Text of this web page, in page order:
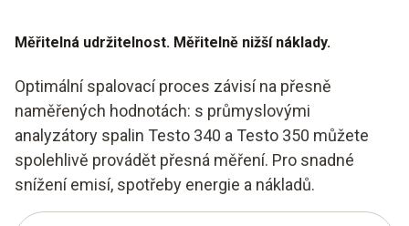
Měřitelná udržitelnost. Měřitelně nižší náklady.
Optimální spalovací proces závisí na přesně
naměřených hodnotách: s průmyslovými
analyzátory spalin Testo 340 a Testo 350 můžete
spolehlivě provádět přesná měření. Pro snadné
snížení emisí, spotřeby energie a nákladů.